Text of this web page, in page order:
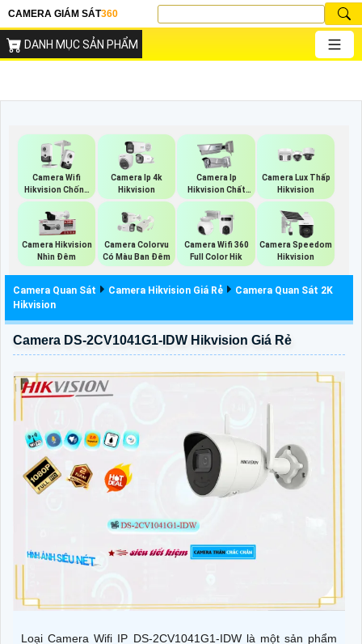
CAMERA GIÁM SÁT360
DANH MỤC SẢN PHẨM
Camera Wifi
Hikvision Chống
Trộm
Camera Ip 4k
Hikvision
Camera Ip
Hikvision Chất
Lượng
Camera Lux Thấp
Hikvision
Camera Hikvision
Nhìn Đêm
Camera Colorvu
Có Màu Ban Đêm
Camera Wifi 360
Full Color Hik
Camera Speedom
Hikvision
Camera Quan Sát Camera Hikvision Giá Rẻ
Camera Quan Sát 2K
Hikvision
Camera DS-2CV1041G1-IDW Hikvision Giá Rẻ
Loại Camera Wifi IP DS-2CV1041G1-IDW là một sản phẩm